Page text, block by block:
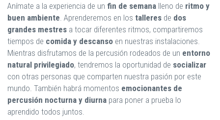
Anímate a la experiencia de un fin de semana lleno de ritmo y
buen ambiente . Aprenderemos en los talleres de dos
grandes mestres a tocar diferentes ritmos, compartiremos
tiempos de comida y descanso en nuestras instalaciones.
Mientras disfrutamos de la percusión rodeados de un entorno
natural privilegiado, tendremos la oportunidad de socializar
con otras personas que comparten nuestra pasión por este
mundo. También habrá momentos emocionantes de
percusión nocturna y diurna para poner a prueba lo
aprendido todos juntos.